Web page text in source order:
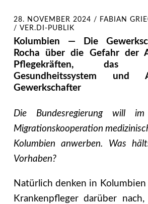
28. NOVEMBER 2024 /
FABIAN
/ VER.DI-PUBLIK
Kolumbien — Die
Rocha über die Gefahr der
Pflegekräften, das
Gesundheitssystem und
Gewerkschafter
Die Bundesregierung will
Migrationskooperation
Kolumbien anwerben. Was
Vorhaben?
Natürlich denken in
Krankenpfleger darüber